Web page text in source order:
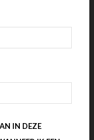
IN DEZE